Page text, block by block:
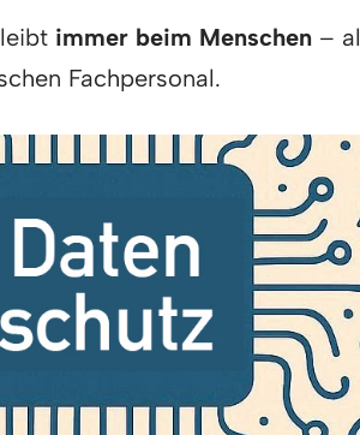
immer beim Menschen–
Fachpersonal.